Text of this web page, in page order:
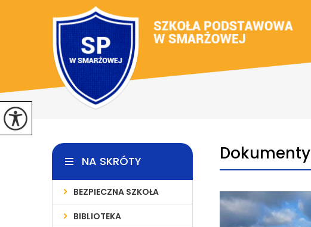
Dokumenty
NA SKRÓTY
BEZPIECZNA SZKOŁA
BIBLIOTEKA